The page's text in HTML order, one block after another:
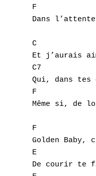
F
Dans
C
Et j’aurais
C7
Qui, dans tes
F
Même si, de
F
Golden Baby,
E
De courir te